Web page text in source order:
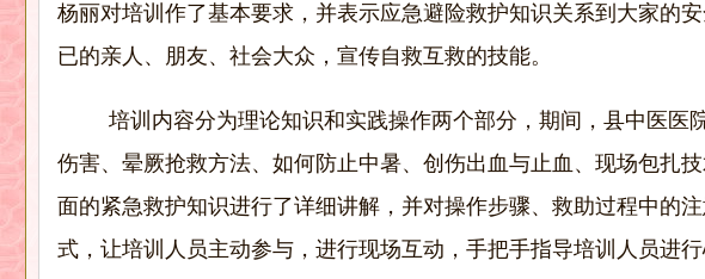
杨丽对培训作了基本要求，并表示应急避险救护知识关系到大家的
已的亲人、朋友、社会大众，宣传自救互救的技能。
培训内容分为理论知识和实践操作两个部分，期间，县中医
伤害、晕厥抢救方法、如何防止中暑、创伤出血与止血、现场包扎
面的紧急救护知识进行了详细讲解，并对操作步骤、救助过程中的
式，让培训人员主动参与，进行现场互动，手把手指导培训人员进